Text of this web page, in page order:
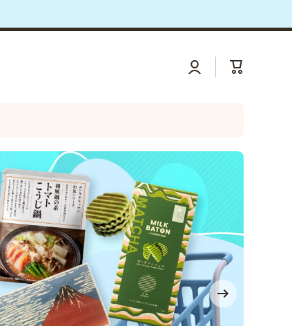
登
录
大
车